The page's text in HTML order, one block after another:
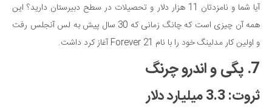
آیا شما و نامزدتان 11 هزار دلار و تحصیلات در سطح دبیرستان دارید؟ این
همه آن چیزی است که چانگ زمانی که 30 سال پیش به لس آنجلس رفت
و اولین کار مدلینگ خود را با نام Forever 21 آغاز کرد داشت.
7. پگی و اندرو چرنگ
ثروت: 3.3 میلیارد دلار